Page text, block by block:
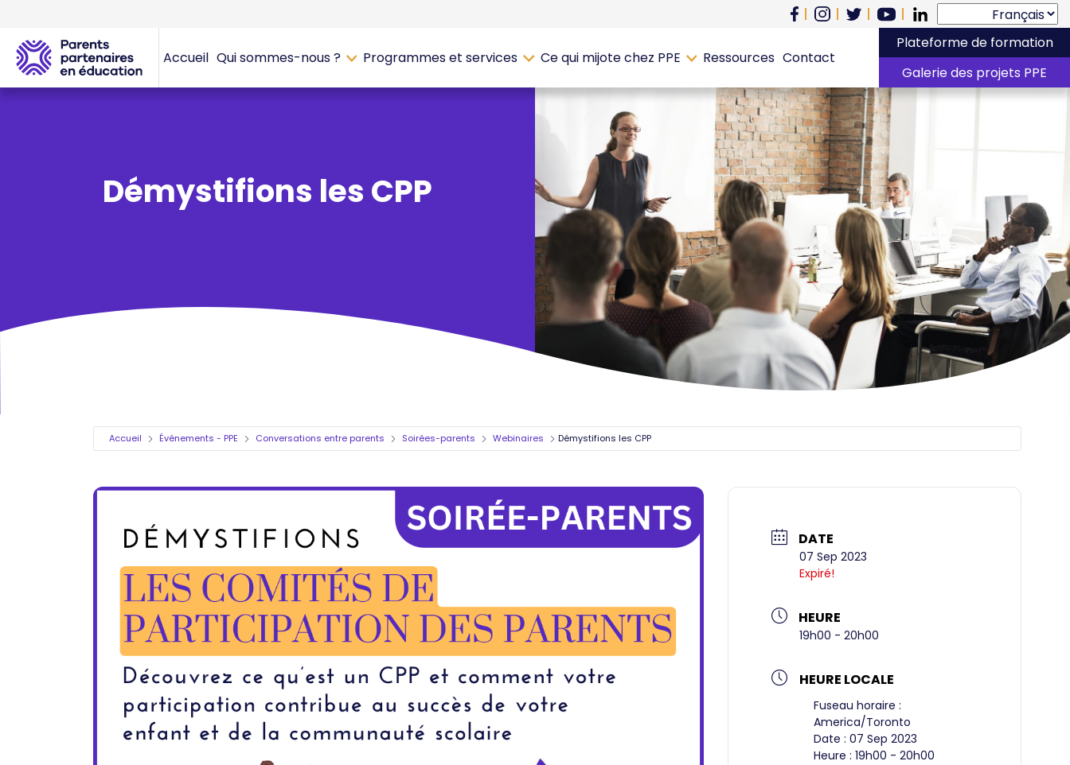
Accueil Qui sommes-nous ? Programmes et services Ce qui mijote chez PPE Ressources Contact
Plateforme de formation
Galerie des projets PPE
Démystifions les CPP
Accueil Événements - PPE Conversations entre parents Soirées-parents Webinaires Démystifions les CPP
DATE
07 Sep 2023
Expiré!
HEURE
19h00 - 20h00
HEURE LOCALE
Fuseau horaire :
America/Toronto
Date :07 Sep 2023
Heure :19h00 - 20h00